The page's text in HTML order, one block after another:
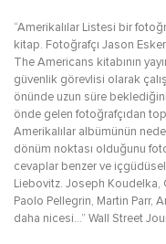
“Amerikalılar Listesi bir
kitap. Fotoğrafçı Jason
The Americans kitabının
güvenlik görevlisi olarak
önünde uzun süre
önde gelen fotoğrafçıdan
Amerikalılar albümünün
dönüm noktası olduğunu
cevaplar benzer ve
Liebovitz. Joseph Koudelka,
Paolo Pellegrin, Martin Parr,
daha nicesi…” Wall Street